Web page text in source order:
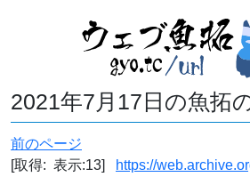
2021年7月17日の魚拓
前のページ
[取得: 表示:13]
https://